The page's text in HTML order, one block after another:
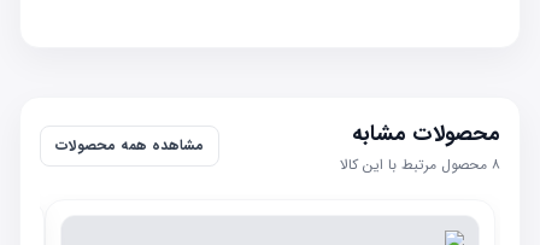
محصولات مشابه
۸ محصول مرتبط با این کالا
مشاهده همه محصولات